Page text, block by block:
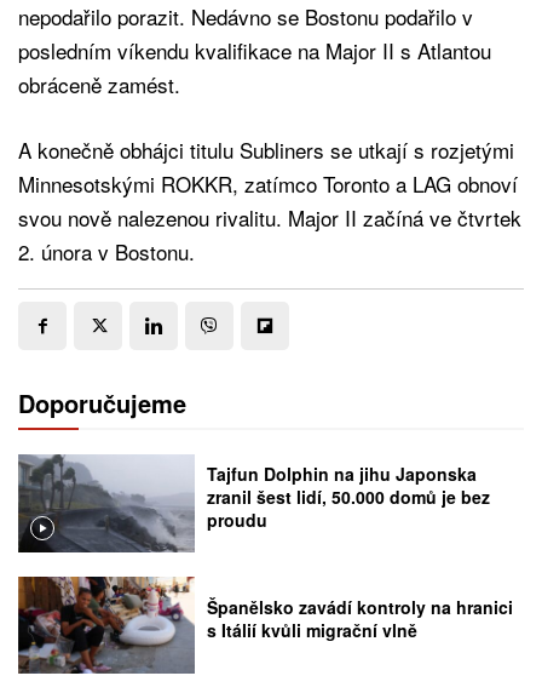
nepodařilo porazit. Nedávno se Bostonu podařilo v
posledním víkendu kvalifikace na Major II s Atlantou
obráceně zamést.
A konečně obhájci titulu Subliners se utkají s rozjetými
Minnesotskými ROKKR, zatímco Toronto a LAG obnoví
svou nově nalezenou rivalitu. Major II začíná ve čtvrtek
2. února v Bostonu.
Doporučujeme
Tajfun Dolphin na jihu Japonska
zranil šest lidí, 50.000 domů je bez
proudu
Španělsko zavádí kontroly na hranici
s Itálií kvůli migrační vlně